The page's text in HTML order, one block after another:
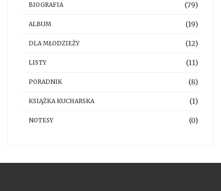
BIOGRAFIA (79)
ALBUM (19)
DLA MŁODZIEŻY (12)
LISTY (11)
PORADNIK (8)
KSIĄŻKA KUCHARSKA (1)
NOTESY (0)